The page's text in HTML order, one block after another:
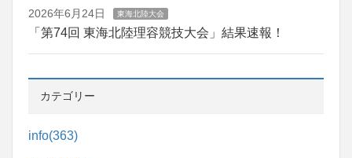
2026年6月24日 東海北陸大会
「第74回 東海北陸理容競技大会」結果速報！
カテゴリー
info(363)